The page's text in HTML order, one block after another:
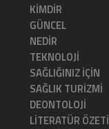
KİMDİR
GÜNCEL
NEDİR
TEKNOLOJİ
SAĞLIĞINIZ İÇİN
SAĞLIK TURİZMİ
DEONTOLOJİ
LİTERATÜR ÖZETİ